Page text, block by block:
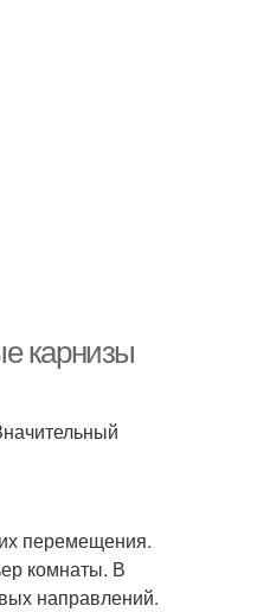
карнизы
перемещения.
комнаты. В
направлений.